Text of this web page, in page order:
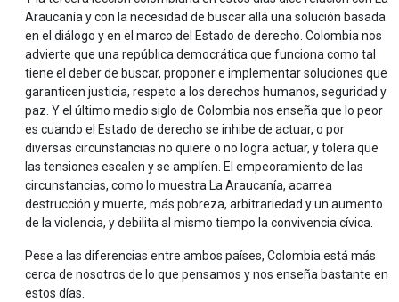
Araucanía y con la necesidad de buscar allá una solución basada
en el diálogo y en el marco del Estado de derecho. Colombia nos
advierte que una república democrática que funciona como tal
tiene el deber de buscar, proponer e implementar soluciones que
garanticen justicia, respeto a los derechos humanos, seguridad y
paz. Y el último medio siglo de Colombia nos enseña que lo peor
es cuando el Estado de derecho se inhibe de actuar, o por
diversas circunstancias no quiere o no logra actuar, y tolera que
las tensiones escalen y se amplíen. El empeoramiento de las
circunstancias, como lo muestra La Araucanía, acarrea
destrucción y muerte, más pobreza, arbitrariedad y un aumento
de la violencia, y debilita al mismo tiempo la convivencia cívica.
Pese a las diferencias entre ambos países, Colombia está más
cerca de nosotros de lo que pensamos y nos enseña bastante en
estos días.